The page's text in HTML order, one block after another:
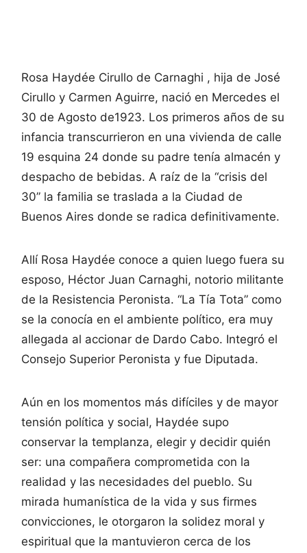
Rosa Haydée Cirullo de Carnaghi , hija de José
Cirullo y Carmen Aguirre, nació en Mercedes el
30 de Agosto de1923. Los primeros años de su
infancia transcurrieron en una vivienda de calle
19 esquina 24 donde su padre tenía almacén y
despacho de bebidas. A raíz de la “crisis del
30” la familia se traslada a la Ciudad de
Buenos Aires donde se radica definitivamente.
Allí Rosa Haydée conoce a quien luego fuera su
esposo, Héctor Juan Carnaghi, notorio militante
de la Resistencia Peronista. “La Tía Tota” como
se la conocía en el ambiente político, era muy
allegada al accionar de Dardo Cabo. Integró el
Consejo Superior Peronista y fue Diputada.
Aún en los momentos más difíciles y de mayor
tensión política y social, Haydée supo
conservar la templanza, elegir y decidir quién
ser: una compañera comprometida con la
realidad y las necesidades del pueblo. Su
mirada humanística de la vida y sus firmes
convicciones, le otorgaron la solidez moral y
espiritual que la mantuvieron cerca de los